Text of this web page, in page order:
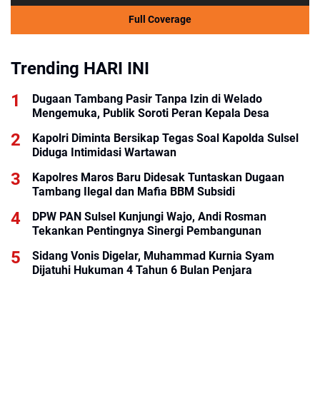
Full Coverage
Trending HARI INI
Dugaan Tambang Pasir Tanpa Izin di Welado
Mengemuka, Publik Soroti Peran Kepala Desa
Kapolri Diminta Bersikap Tegas Soal Kapolda Sulsel
Diduga Intimidasi Wartawan
Kapolres Maros Baru Didesak Tuntaskan Dugaan
Tambang Ilegal dan Mafia BBM Subsidi
DPW PAN Sulsel Kunjungi Wajo, Andi Rosman
Tekankan Pentingnya Sinergi Pembangunan
Sidang Vonis Digelar, Muhammad Kurnia Syam
Dijatuhi Hukuman 4 Tahun 6 Bulan Penjara